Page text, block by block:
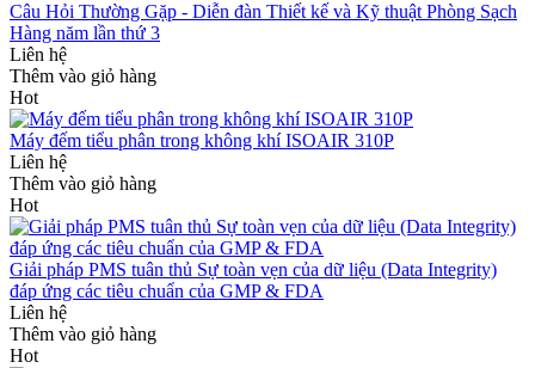
Câu Hỏi Thường Gặp - Diễn đàn Thiết kế và Kỹ thuật Phòng Sạch
Hàng năm lần thứ 3
Liên hệ
Thêm vào giỏ hàng
Hot
Máy đếm tiểu phân trong không khí ISOAIR 310P
Liên hệ
Thêm vào giỏ hàng
Hot
Giải pháp PMS tuân thủ Sự toàn vẹn của dữ liệu (Data Integrity)
đáp ứng các tiêu chuẩn của GMP & FDA
Liên hệ
Thêm vào giỏ hàng
Hot